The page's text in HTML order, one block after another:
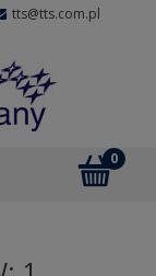
tts@tts.com.pl